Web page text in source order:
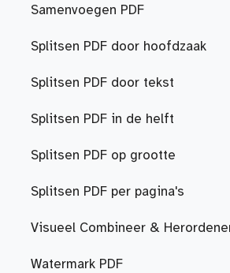
Samenvoegen PDF
Splitsen PDF door hoofdzaak
Splitsen PDF door tekst
Splitsen PDF in de helft
Splitsen PDF op grootte
Splitsen PDF per pagina's
Visueel Combineer &
Watermark PDF